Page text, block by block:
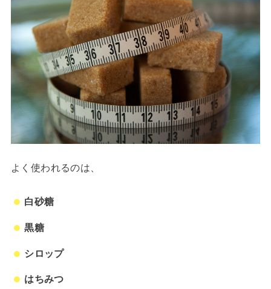
よく使われるのは、
白砂糖
黒糖
シロップ
はちみつ